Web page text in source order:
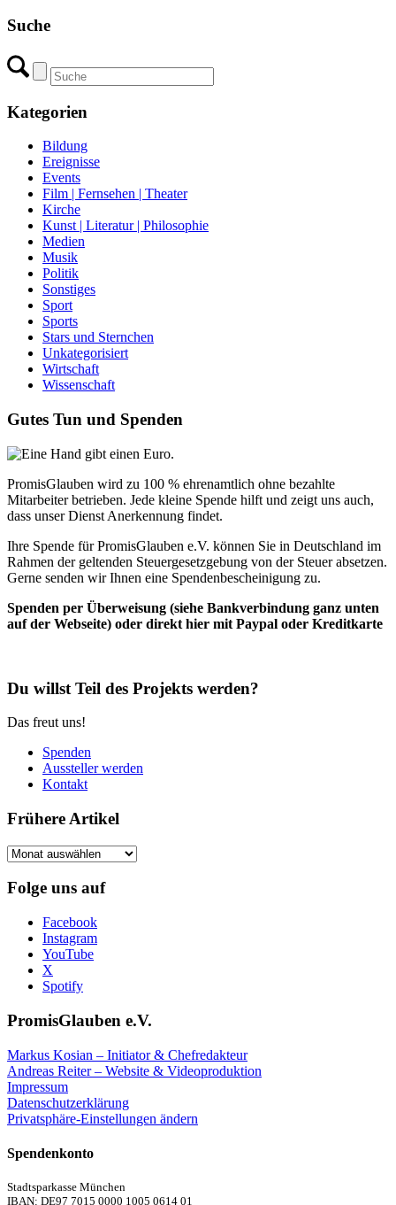
Suche
Kategorien
Bildung
Ereignisse
Events
Film | Fernsehen | Theater
Kirche
Kunst | Literatur | Philosophie
Medien
Musik
Politik
Sonstiges
Sport
Sports
Stars und Sternchen
Unkategorisiert
Wirtschaft
Wissenschaft
Gutes Tun und Spenden
PromisGlauben wird zu 100 % ehrenamtlich ohne bezahlte
Mitarbeiter betrieben. Jede kleine Spende hilft und zeigt uns auch,
dass unser Dienst Anerkennung findet.
Ihre Spende für PromisGlauben e.V. können Sie in Deutschland im
Rahmen der geltenden Steuergesetzgebung von der Steuer absetzen.
Gerne senden wir Ihnen eine Spendenbescheinigung zu.
Spenden per Überweisung (siehe Bankverbindung ganz unten
auf der Webseite) oder direkt hier mit Paypal oder Kreditkarte
Du willst Teil des Projekts werden?
Das freut uns!
Spenden
Aussteller werden
Kontakt
Frühere Artikel
Frühere
Folge uns auf
Facebook
Instagram
YouTube
X
Spotify
PromisGlauben e.V.
Markus Kosian – Initiator & Chefredakteur
Andreas Reiter – Website & Videoproduktion
Impressum
Datenschutzerklärung
Privatsphäre-Einstellungen ändern
Spendenkonto
Stadtsparkasse München
IBAN: DE97 7015 0000 1005 0614 01